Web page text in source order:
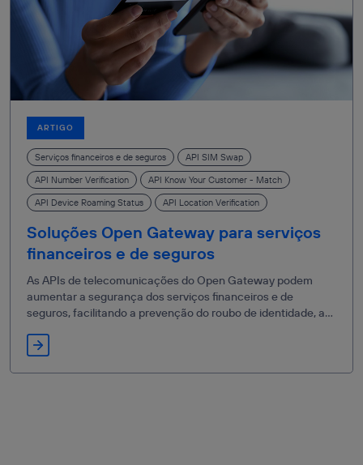
ARTIGO
Serviços financeiros e de seguros
API SIM Swap
API Number Verification
API Know Your Customer - Match
API Device Roaming Status
API Location Verification
Soluções Open Gateway para serviços
financeiros e de seguros
As APIs de telecomunicações do Open Gateway podem
aumentar a segurança dos serviços financeiros e de
seguros, facilitando a prevenção do roubo de identidade, a
antifraude.